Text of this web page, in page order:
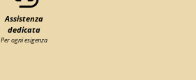
Assistenza
dedicata
Per ogni esigenza